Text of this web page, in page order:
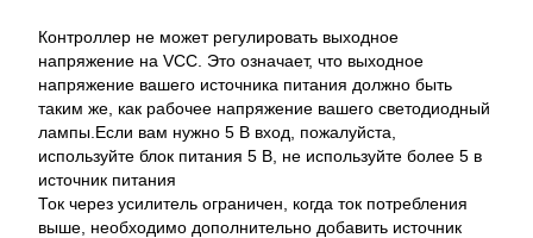
Контроллер не может регулировать выходное
напряжение на VCC. Это означает, что выходное
напряжение вашего источника питания должно быть
таким же, как рабочее напряжение вашего светодиодный
лампы.Если вам нужно 5 В вход, пожалуйста,
используйте блок питания 5 В, не используйте более 5 в
источник питания
Ток через усилитель ограничен, когда ток потребления
выше, необходимо дополнительно добавить источник